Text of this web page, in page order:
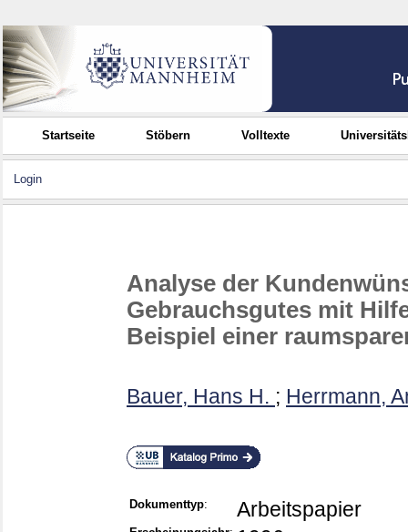
Startseite Stöbern Volltexte
Login
Analyse der
Gebrauchsgutes mit
Beispiel einer
Bauer, Hans H. ; Herrmann,
Dokumenttyp: Arbeitspapier